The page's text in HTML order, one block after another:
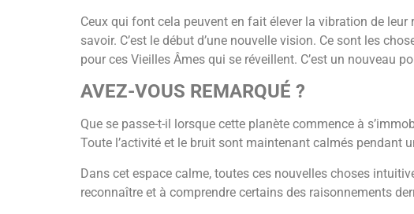
Ceux qui font cela peuvent en fait élever la vibration de
savoir. C’est le début d’une nouvelle vision. Ce sont les
pour ces Vieilles Âmes qui se réveillent. C’est un nouveau
AVEZ-VOUS REMARQUÉ ?
Que se passe-t-il lorsque cette planète commence à
Toute l’activité et le bruit sont maintenant calmés pendant
Dans cet espace calme, toutes ces nouvelles choses
reconnaître et à comprendre certains des raisonnements